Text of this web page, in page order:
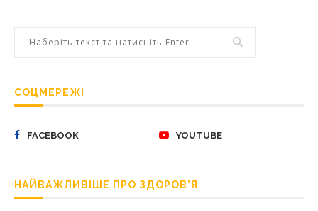
СОЦМЕРЕЖІ
FACEBOOK YOUTUBE
НАЙВАЖЛИВІШЕ ПРО ЗДОРОВ’Я